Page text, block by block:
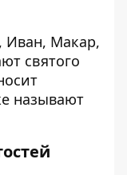
Иван, Макар,
святого
называют